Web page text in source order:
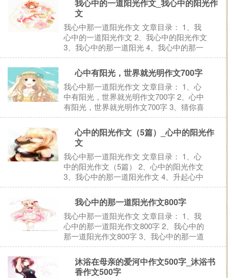
人的心中都有适合自己的颜色。或是纷繁；
或是单一；...
我心中的一道阳光作文_我心中的阳光作
文
我心中那一道阳光作文 文章目录： 1、我
心中的一道阳光作文 2、我心中的阳光作文
3、我心中的那一道阳光 4、我心中的那一
道阳光600字作文 5、猜你喜欢： 1、我心
中的一道阳光作文 我心中的一道阳光作文
（一） 阳光洒满大地，阳光照耀大地，阳
光温暖大...
心中有阳光，世界就光明作文700字
我心中那一道阳光作文 文章目录： 1、心
中有阳光，世界就光明作文700字 2、心中
有阳光，世界就光明作文700字 3、猜你喜
欢： 1、心中有阳光，世界就光明作文700
字 在人的心中都会有一点一滴的阳光，那
就是爱。曾以为钢筋混凝土筑成的高楼大厦
将人与人...
心中的阳光作文（5篇）_心中的阳光作
文
我心中那一道阳光作文 文章目录： 1、心
中的阳光作文（5篇） 2、心中的阳光作文
3、我心中的那一道阳光作文 4、升起心中
的阳光作文 5、你是我心中的一缕阳光作文
6、猜你喜欢： 1、心中的阳光作文（5篇）
心中的阳光 曾经在《读者》上看到一篇文
章，...
我心中的那一道阳光作文800字
我心中那一道阳光作文 文章目录： 1、我
心中的那一道阳光作文800字 2、我心中的
那一道阳光作文800字 3、我心中的那一道
阳光作文800字 4、我心中的那一道阳光作
文800字 5、猜你喜欢： 1、我心中的那一
道阳光作文800字 “娉娉袅...
沐浴在母亲的爱河中作文500字_沐浴书
香作文500字